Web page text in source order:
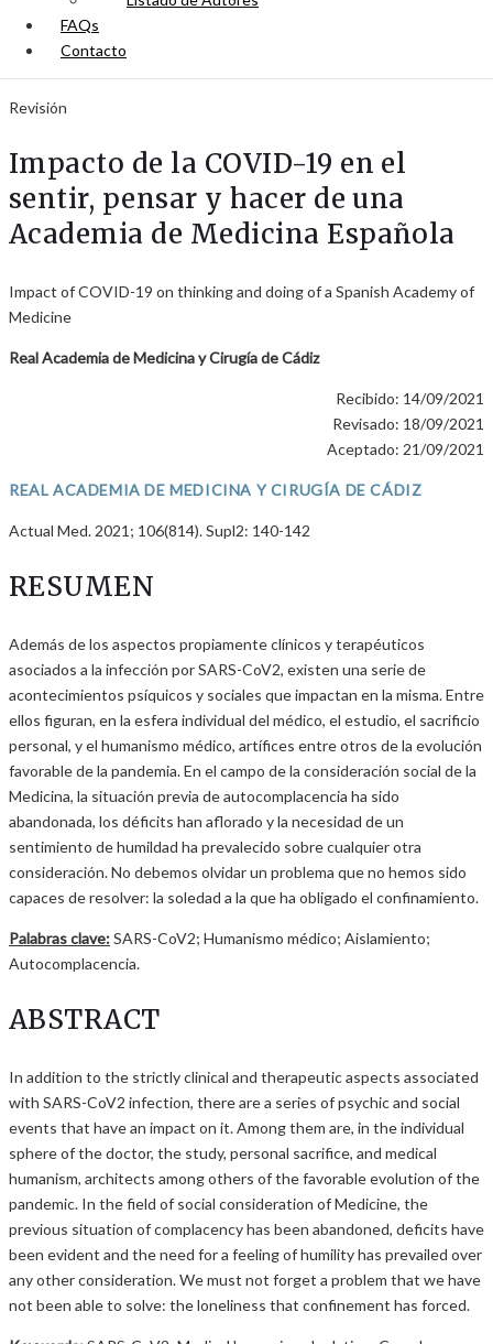
FAQs
Contacto
Revisión
Impacto de la COVID-19 en el
sentir, pensar y hacer de una
Academia de Medicina Española
Impact of COVID-19 on thinking and doing of a Spanish Academy of
Medicine
Real Academia de Medicina y Cirugía de Cádiz
Recibido: 14/09/2021
Revisado: 18/09/2021
Aceptado: 21/09/2021
REAL ACADEMIA DE MEDICINA Y CIRUGÍA DE CÁDIZ
Actual Med. 2021; 106(814). Supl2: 140-142
RESUMEN
Además de los aspectos propiamente clínicos y terapéuticos
asociados a la infección por SARS-CoV2, existen una serie de
acontecimientos psíquicos y sociales que impactan en la misma. Entre
ellos figuran, en la esfera individual del médico, el estudio, el sacrificio
personal, y el humanismo médico, artífices entre otros de la evolución
favorable de la pandemia. En el campo de la consideración social de la
Medicina, la situación previa de autocomplacencia ha sido
abandonada, los déficits han aflorado y la necesidad de un
sentimiento de humildad ha prevalecido sobre cualquier otra
consideración. No debemos olvidar un problema que no hemos sido
capaces de resolver: la soledad a la que ha obligado el confinamiento.
Palabras clave:SARS-CoV2; Humanismo médico; Aislamiento;
Autocomplacencia.
ABSTRACT
In addition to the strictly clinical and therapeutic aspects associated
with SARS-CoV2 infection, there are a series of psychic and social
events that have an impact on it. Among them are, in the individual
sphere of the doctor, the study, personal sacrifice, and medical
humanism, architects among others of the favorable evolution of the
pandemic. In the field of social consideration of Medicine, the
previous situation of complacency has been abandoned, deficits have
been evident and the need for a feeling of humility has prevailed over
any other consideration. We must not forget a problem that we have
not been able to solve: the loneliness that confinement has forced.